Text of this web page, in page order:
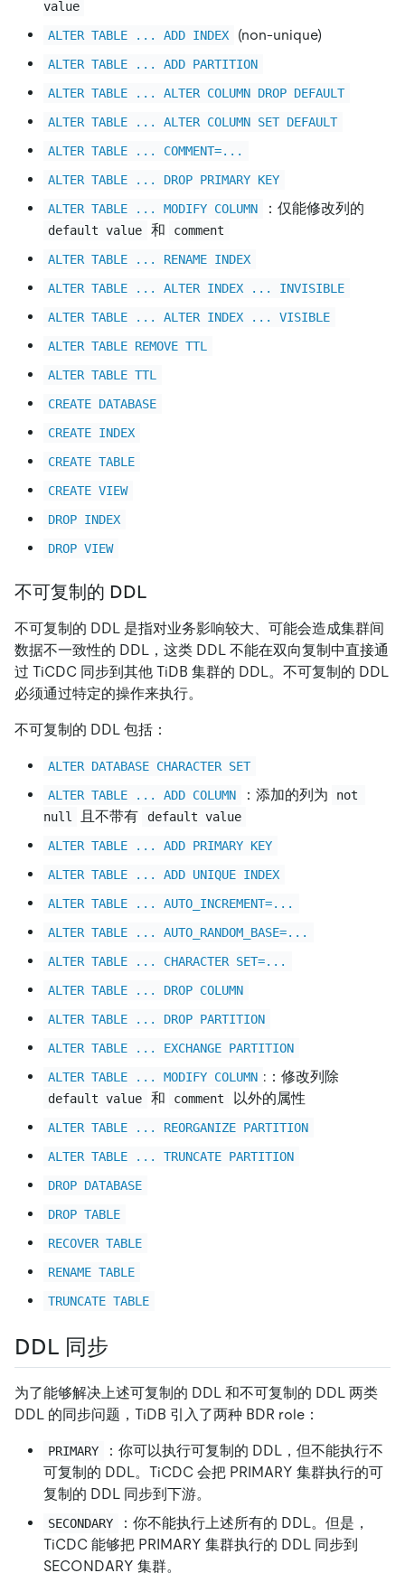
value
ALTER TABLE ... ADD INDEX
(non-unique)
ALTER TABLE ... ADD PARTITION
ALTER TABLE ... ALTER COLUMN DROP DEFAULT
ALTER TABLE ... ALTER COLUMN SET DEFAULT
ALTER TABLE ... COMMENT=...
ALTER TABLE ... DROP PRIMARY KEY
ALTER TABLE ... MODIFY COLUMN
：仅能修改列的
default value 和
comment
ALTER TABLE ... RENAME INDEX
ALTER TABLE ... ALTER INDEX ... INVISIBLE
ALTER TABLE ... ALTER INDEX ... VISIBLE
ALTER TABLE REMOVE TTL
ALTER TABLE TTL
CREATE DATABASE
CREATE INDEX
CREATE TABLE
CREATE VIEW
DROP INDEX
DROP VIEW
不可复制的 DDL
不可复制的 DDL 是指对业务影响较大、可能会造成集群间
数据不一致性的 DDL，这类 DDL 不能在双向复制中直接通
过 TiCDC 同步到其他 TiDB 集群的 DDL。不可复制的 DDL
必须通过特定的操作来执行。
不可复制的 DDL 包括：
ALTER DATABASE CHARACTER SET
ALTER TABLE ... ADD COLUMN
：添加的列为
not
null
且不带有
default value
ALTER TABLE ... ADD PRIMARY KEY
ALTER TABLE ... ADD UNIQUE INDEX
ALTER TABLE ... AUTO_INCREMENT=...
ALTER TABLE ... AUTO_RANDOM_BASE=...
ALTER TABLE ... CHARACTER SET=...
ALTER TABLE ... DROP COLUMN
ALTER TABLE ... DROP PARTITION
ALTER TABLE ... EXCHANGE PARTITION
ALTER TABLE ... MODIFY COLUMN :：修改列除
default value 和 comment 以外的属性
ALTER TABLE ... REORGANIZE PARTITION
ALTER TABLE ... TRUNCATE PARTITION
DROP DATABASE
DROP TABLE
RECOVER TABLE
RENAME TABLE
TRUNCATE TABLE
DDL 同步
为了能够解决上述可复制的 DDL 和不可复制的 DDL 两类
DDL 的同步问题，TiDB 引入了两种 BDR role：
PRIMARY
：你可以执行可复制的 DDL，但不能执行不
可复制的 DDL。TiCDC 会把 PRIMARY 集群执行的可
复制的 DDL 同步到下游。
SECONDARY
：你不能执行上述所有的 DDL。但是，
TiCDC 能够把 PRIMARY 集群执行的 DDL 同步到
SECONDARY 集群。